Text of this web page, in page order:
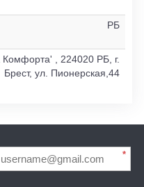
РБ
, 224020 РБ, г.
Брест, ул. Пионерская,44
*